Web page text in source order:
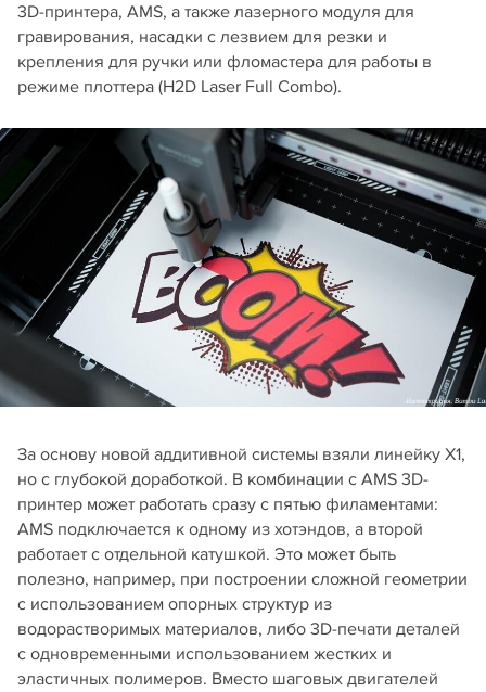
3D-принтера, AMS, а также лазерного модуля для
гравирования, насадки с лезвием для резки и
крепления для ручки или фломастера для работы в
режиме плоттера (H2D Laser Full Combo).
За основу новой аддитивной системы взяли линейку X1,
но с глубокой доработкой. В комбинации с AMS 3D-
принтер может работать сразу с пятью филаментами:
AMS подключается к одному из хотэндов, а второй
работает с отдельной катушкой. Это может быть
полезно, например, при построении сложной геометрии
с использованием опорных структур из
водорастворимых материалов, либо 3D-печати деталей
с одновременными использованием жестких и
эластичных полимеров. Вместо шаговых двигателей